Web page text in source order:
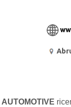
AUTOMOTIVE